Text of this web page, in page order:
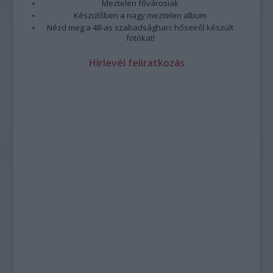
Meztelen fővárosiak
Készülőben a nagy meztelen album
Nézd meg a 48-as szabadságharc hőseiről készült
fotókat!
Hírlevél feliratkozás